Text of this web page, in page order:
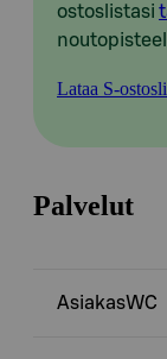
ostoslistasi
Lataa S-
Palvelut
AsiakasWC